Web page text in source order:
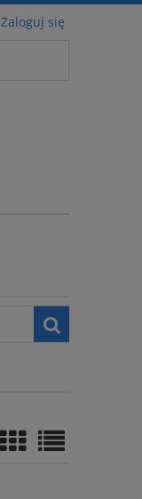
Zaloguj się